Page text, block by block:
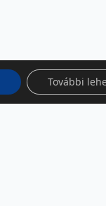
További